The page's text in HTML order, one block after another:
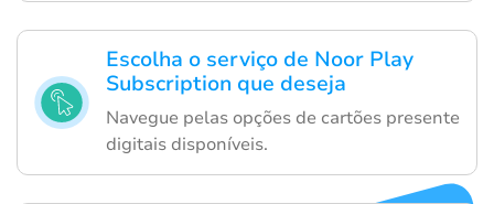
Escolha o serviço de Noor Play
Subscription que deseja
Navegue pelas opções de cartões presente
digitais disponíveis.